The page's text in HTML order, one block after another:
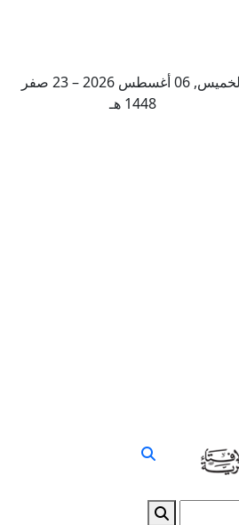
الخميس, 06 أغسطس 2026 – 23 صفر
1448 هـ